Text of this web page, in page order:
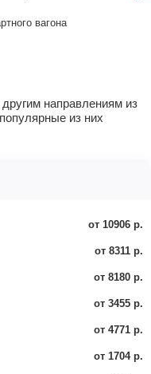
вагона
направлениям из
из них
от 10906 р.
от 8311 р.
от 8180 р.
от 3455 р.
от 4771 р.
от 1704 р.